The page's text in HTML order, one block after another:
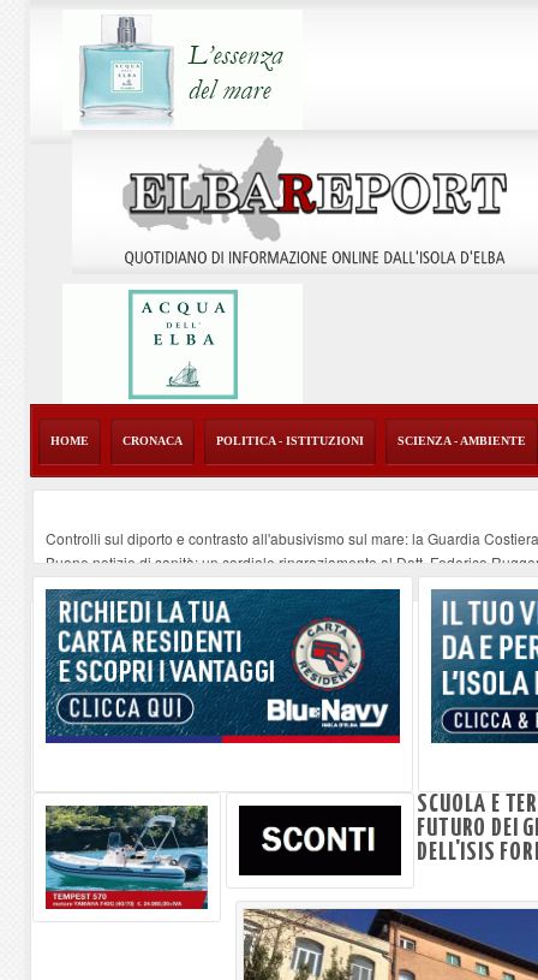
HOME CRONACA POLITICA - ISTITUZIONI SCIENZA - AMBIENTE
Controlli sul diporto e contrasto all'abusivismo sul mare: la Guardia
Buone notizie di sanità: un cordiale ringraziamento al Dott. Federico
Altiero Spinelli e Ursula Hirschmann all'Elba: riaffiora una testimonianza
Capoliveri, potenziata la pulizia dei bordi stradali -07-08-2026
Marina di Campo tra i porti interessati dal nuovo piano dell'Autorità
SCUOLA E
FUTURO DEI
DELL'ISIS